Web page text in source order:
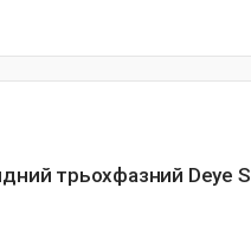
трьохфазний Deye